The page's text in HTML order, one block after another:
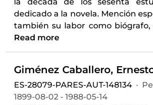
dedicado a la novela. Mención
también su labor como biógrafo,
Read more
ES-28079-PARES-AUT-148134 ·
1899-08-02 - 1988-05-14